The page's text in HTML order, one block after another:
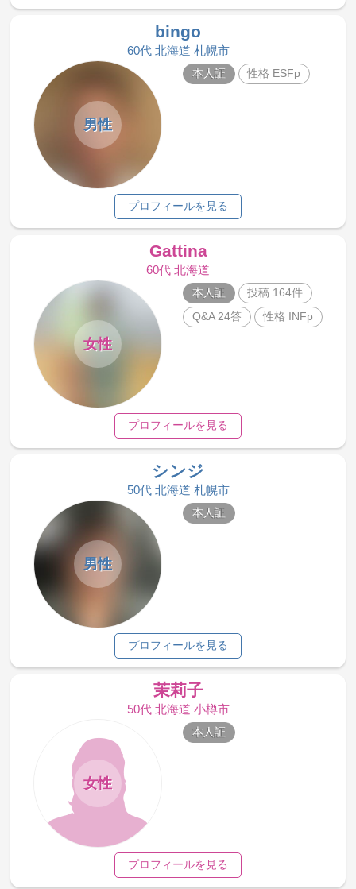
bingo
60代 北海道 札幌市
男性
本人証 性格 ESFp
プロフィールを見る
Gattina
60代 北海道
女性
本人証
投稿 164件
Q&A 24答
性格 INFp
プロフィールを見る
シンジ
50代 北海道 札幌市
男性
本人証
プロフィールを見る
茉莉子
50代 北海道 小樽市
女性
本人証
プロフィールを見る